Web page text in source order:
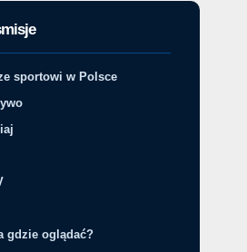
sportowi w Polsce
gdzie oglądać?